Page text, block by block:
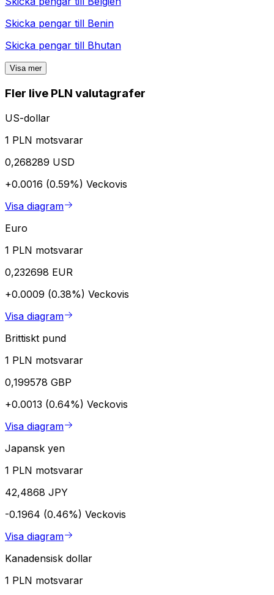
Skicka pengar till Benin
Skicka pengar till Bhutan
Visa mer
Fler live PLN valutagrafer
US-dollar
1 PLN motsvarar
0,268289 USD
+0.0016 (0.59%) Veckovis
Visa diagram
Euro
1 PLN motsvarar
0,232698 EUR
+0.0009 (0.38%) Veckovis
Visa diagram
Brittiskt pund
1 PLN motsvarar
0,199578 GBP
+0.0013 (0.64%) Veckovis
Visa diagram
Japansk yen
1 PLN motsvarar
42,4868 JPY
-0.1964 (0.46%) Veckovis
Visa diagram
Kanadensisk dollar
1 PLN motsvarar